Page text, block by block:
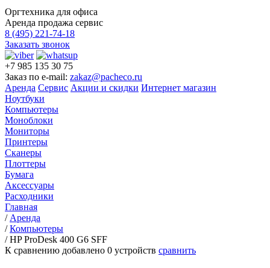
Оргтехника для офиса
Аренда продажа сервис
8 (495) 221-74-18
Заказать звонок
+7 985 135 30 75
Заказ по e-mail: zakaz@pacheco.ru
Аренда Сервис Акции и скидки Интернет магазин
Ноутбуки
Компьютеры
Моноблоки
Мониторы
Принтеры
Сканеры
Плоттеры
Бумага
Аксессуары
Расходники
Главная
/ Аренда
/Компьютеры
/HP ProDesk 400 G6 SFF
К сравнению добавлено 0 устройств сравнить